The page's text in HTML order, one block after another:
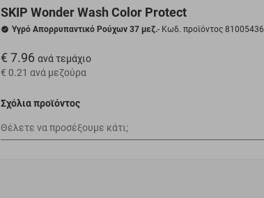
SKIP Wonder Wash Color Protect
Υγρό Απορρυπαντικό Ρούχων 37 μεζ.- Κωδ. προϊόντος 81005436
€ 7.96 ανά τεμάχιο
€ 0.21 ανά μεζούρα
Σχόλια προϊόντος